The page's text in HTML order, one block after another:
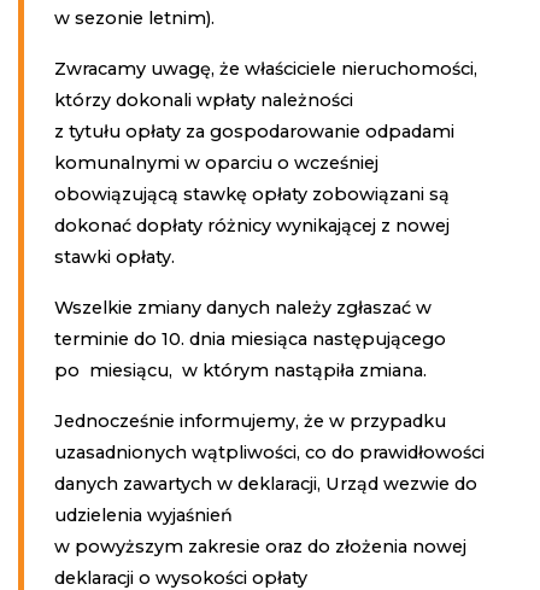
w sezonie letnim).
Zwracamy uwagę, że właściciele nieruchomości,
którzy dokonali wpłaty należności
z tytułu opłaty za gospodarowanie odpadami
komunalnymi w oparciu o wcześniej
obowiązującą stawkę opłaty zobowiązani są
dokonać dopłaty różnicy wynikającej z nowej
stawki opłaty.
Wszelkie zmiany danych należy zgłaszać w
terminie do 10. dnia miesiąca następującego
po miesiącu, w którym nastąpiła zmiana.
Jednocześnie informujemy, że w przypadku
uzasadnionych wątpliwości, co do prawidłowości
danych zawartych w deklaracji, Urząd wezwie do
udzielenia wyjaśnień
w powyższym zakresie oraz do złożenia nowej
deklaracji o wysokości opłaty